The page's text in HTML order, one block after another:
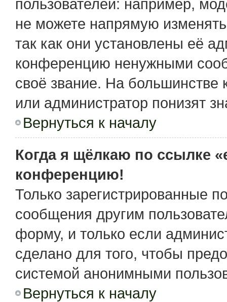
пользователей: например,
не можете напрямую
так как они установлены её
конференцию ненужными
своё звание. На
или администратор понизят
Вернуться к началу
Когда я щёлкаю по ссылке
конференцию!
Только зарегистрированные
сообщения другим
форму, и только если
сделано для того, чтобы
системой анонимными
Вернуться к началу